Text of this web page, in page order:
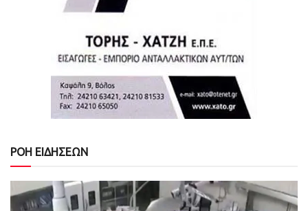
ΡΟΗ ΕΙΔΗΣΕΩΝ